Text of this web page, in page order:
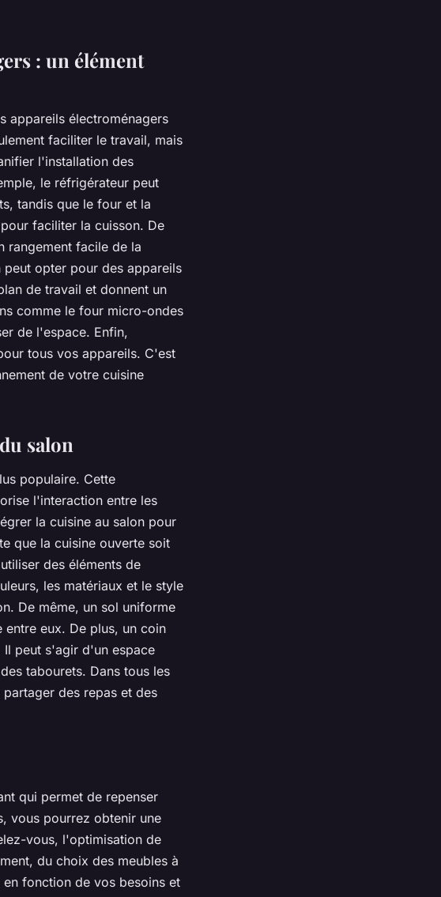
: un élément
appareils électroménagers
faciliter le travail, mais
l'installation des
le réfrigérateur peut
tandis que le four et la
pour faciliter la cuisson. De
rangement facile de la
opter pour des appareils
de travail et donnent un
comme le four micro-ondes
de l'espace. Enfin,
tous vos appareils. C'est
de votre cuisine
salon
populaire. Cette
l'interaction entre les
la cuisine au salon pour
que la cuisine ouverte soit
des éléments de
les matériaux et le style
De même, un sol uniforme
eux. De plus, un coin
Il peut s'agir d'un espace
tabourets. Dans tous les
des repas et des
qui permet de repenser
vous pourrez obtenir une
vous, l'optimisation de
du choix des meubles à
fonction de vos besoins et